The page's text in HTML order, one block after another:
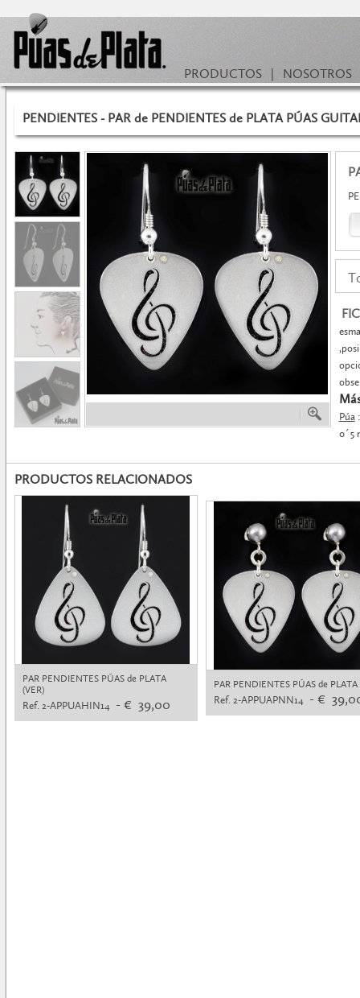
PRODUCTOS | NOSOTROS
PENDIENTES - PAR de PENDIENTES de PLATA PÚAS
Púa:
0´5
PRODUCTOS RELACIONADOS
PAR PENDIENTES PÚAS de PLATA
(VER)
Ref. 2-APPUAHIN14 - € 39,00
PAR PENDIENTES PÚAS de PLATA
Ref. 2-APPUAPNN14 - €